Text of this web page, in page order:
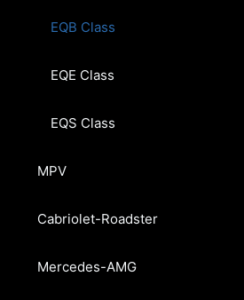
EQB Class
EQE Class
EQS Class
MPV
Cabriolet-Roadster
Mercedes-AMG